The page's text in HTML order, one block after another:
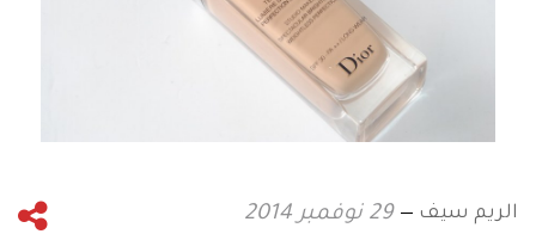
الريم سيف 29 نوفمبر 2014